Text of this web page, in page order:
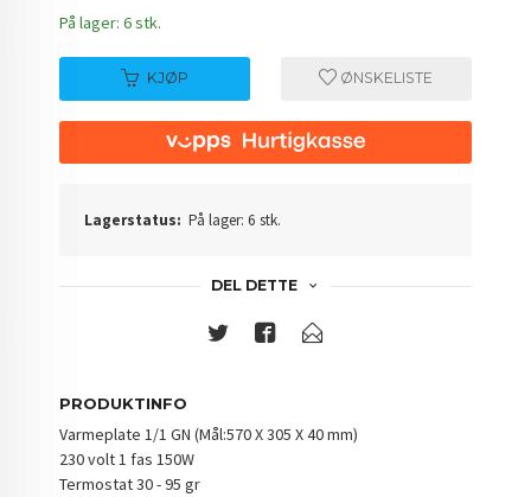
På lager: 6 stk.
KJØP ØNSKELISTE
Lagerstatus: På lager: 6 stk.
DEL DETTE
PRODUKTINFO
Varmeplate 1/1 GN (Mål:570 X 305 X 40 mm)
230 volt 1 fas 150W
Termostat 30 - 95 gr